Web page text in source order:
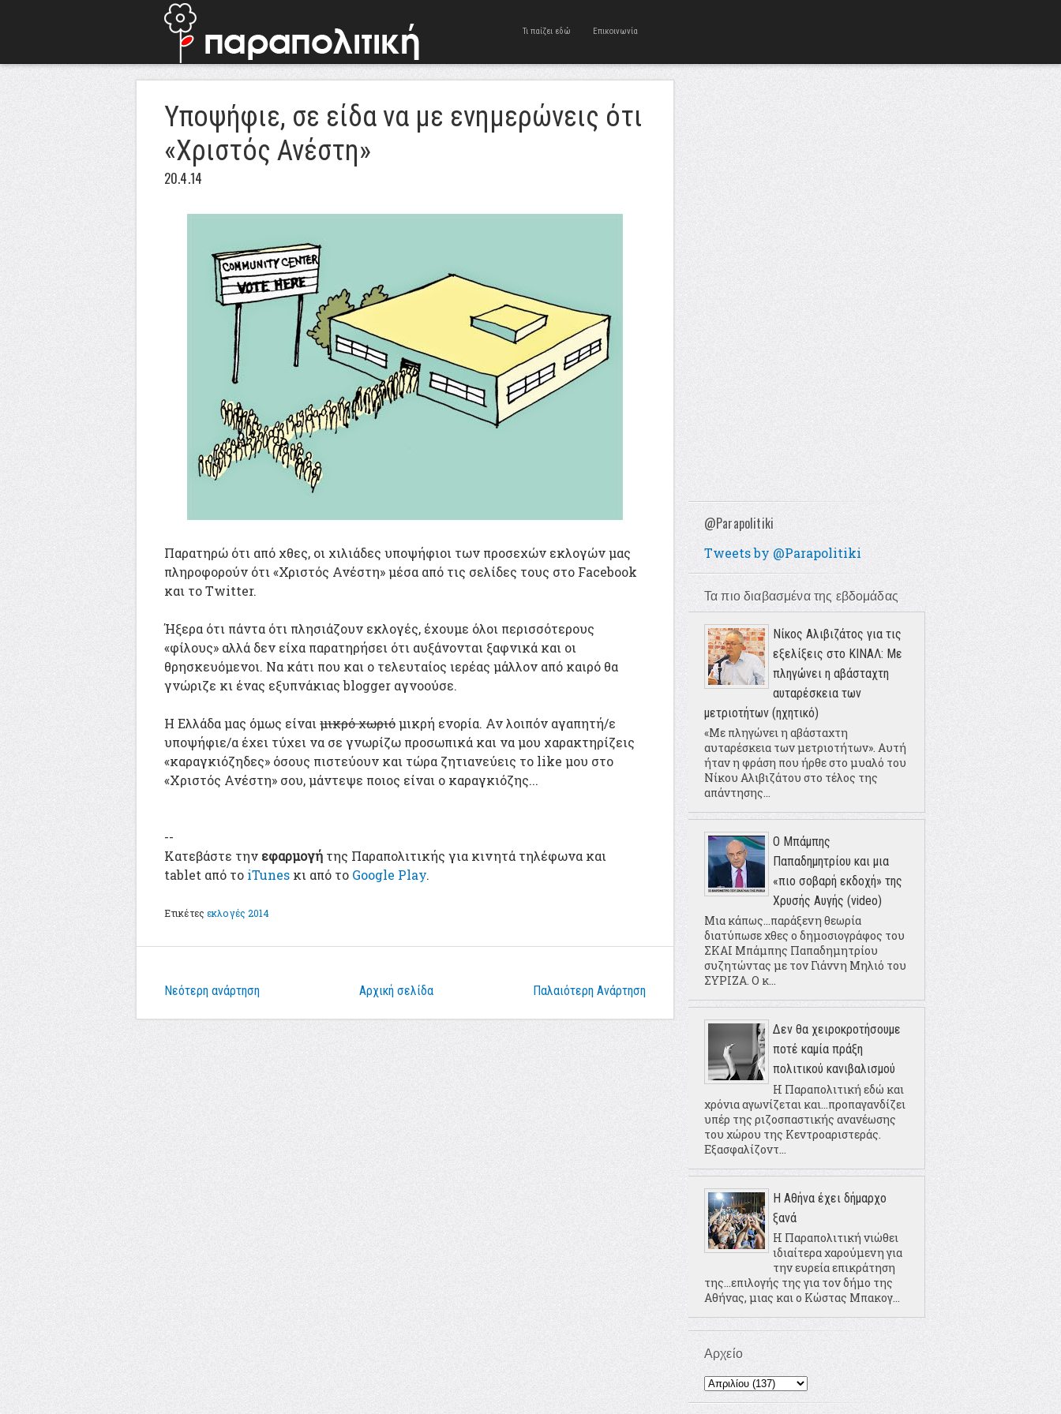
Τι παίζει εδώ Επικοινωνία
Υποψήφιε, σε είδα να με ενημερώνεις ότι
«Χριστός Ανέστη»
20.4.14
Παρατηρώ ότι από χθες, οι χιλιάδες υποψήφιοι των προσεχών εκλογών μας
πληροφορούν ότι «Χριστός Ανέστη» μέσα από τις σελίδες τους στο Facebook
και το Twitter.
Ήξερα ότι πάντα ότι πλησιάζουν εκλογές, έχουμε όλοι περισσότερους
«φίλους» αλλά δεν είχα παρατηρήσει ότι αυξάνονται ξαφνικά και οι
θρησκευόμενοι. Να κάτι που και ο τελευταίος ιερέας μάλλον από καιρό θα
γνώριζε κι ένας εξυπνάκιας blogger αγνοούσε.
Η Ελλάδα μας όμως είναι μικρό χωριόμικρή ενορία. Αν λοιπόν αγαπητή/ε
υποψήφιε/α έχει τύχει να σε γνωρίζω προσωπικά και να μου χαρακτηρίζεις
«καραγκιόζηδες» όσους πιστεύουν και τώρα ζητιανεύεις το like μου στο
«Xριστός Ανέστη» σου, μάντεψε ποιος είναι ο καραγκιόζης...
--
Κατεβάστε την εφαρμογή της Παραπολιτικής για κινητά τηλέφωνα και
tablet από το iTunes κι από το Google Play.
Ετικέτες εκλογές 2014
Νεότερη ανάρτηση Παλαιότερη Ανάρτηση
Αρχική σελίδα
@Parapolitiki
Tweets by @Parapolitiki
Τα πιο διαβασμένα της εβδομάδας
Νίκος Αλιβιζάτος για τις
εξελίξεις στο ΚΙΝΑΛ: Με
πληγώνει η αβάσταχτη
αυταρέσκεια των
μετριοτήτων (ηχητικό)
«Με πληγώνει η αβάσταχτη
αυταρέσκεια των μετριοτήτων». Αυτή
ήταν η φράση που ήρθε στο μυαλό του
Νίκου Αλιβιζάτου στο τέλος της
απάντησης...
Ο Μπάμπης
Παπαδημητρίου και μια
«πιο σοβαρή εκδοχή» της
Χρυσής Αυγής (video)
Μια κάπως...παράξενη θεωρία
διατύπωσε χθες ο δημοσιογράφος του
ΣΚΑΙ Μπάμπης Παπαδημητρίου
συζητώντας με τον Γιάννη Μηλιό του
ΣΥΡΙΖΑ. Ο κ...
Δεν θα χειροκροτήσουμε
ποτέ καμία πράξη
πολιτικού κανιβαλισμού
Η Παραπολιτική εδώ και
χρόνια αγωνίζεται και...προπαγανδίζει
υπέρ της ριζοσπαστικής ανανέωσης
του χώρου της Κεντροαριστεράς.
Εξασφαλίζοντ...
Η Αθήνα έχει δήμαρχο
ξανά
Η Παραπολιτική νιώθει
ιδιαίτερα χαρούμενη για
την ευρεία επικράτηση
της...επιλογής της για τον δήμο της
Αθήνας, μιας και ο Κώστας Μπακογ...
Αρχείο